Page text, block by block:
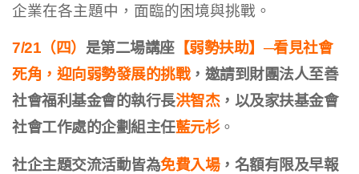
企業在各主題中，面臨的困境與挑戰。
7/21（四） 是第二場講座【弱勢扶助】─看見社會
死角，迎向弱勢發展的挑戰，邀請到 財團法人至善
社會福利基金會的執行長洪智杰，以及家扶基金會
社會工作處的企劃組主任藍元杉。
社企主題交流活動皆為免費入場，名額有限及早報